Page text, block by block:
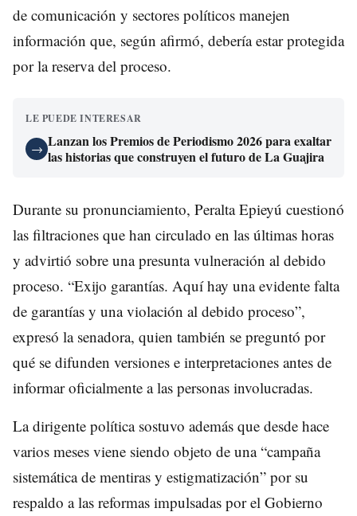
de comunicación y sectores políticos manejen
información que, según afirmó, debería estar protegida
por la reserva del proceso.
LE PUEDE INTERESAR
→ Lanzan los Premios de Periodismo 2026 para exaltar
las historias que construyen el futuro de La Guajira
Durante su pronunciamiento, Peralta Epieyú cuestionó
las filtraciones que han circulado en las últimas horas
y advirtió sobre una presunta vulneración al debido
proceso. “Exijo garantías. Aquí hay una evidente falta
de garantías y una violación al debido proceso”,
expresó la senadora, quien también se preguntó por
qué se difunden versiones e interpretaciones antes de
informar oficialmente a las personas involucradas.
La dirigente política sostuvo además que desde hace
varios meses viene siendo objeto de una “campaña
sistemática de mentiras y estigmatización” por su
respaldo a las reformas impulsadas por el Gobierno